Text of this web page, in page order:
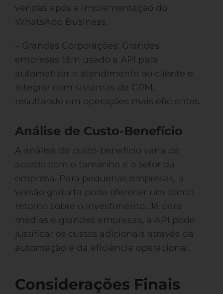
vendas após a implementação do
WhatsApp Business.
– Grandes Corporações: Grandes
empresas têm usado a API para
automatizar o atendimento ao cliente e
integrar com sistemas de CRM,
resultando em operações mais eficientes.
Análise de Custo-Benefício
A análise de custo-benefício varia de
acordo com o tamanho e o setor da
empresa. Para pequenas empresas, a
versão gratuita pode oferecer um ótimo
retorno sobre o investimento. Já para
médias e grandes empresas, a API pode
justificar os custos adicionais através da
automação e da eficiência operacional.
Considerações Finais